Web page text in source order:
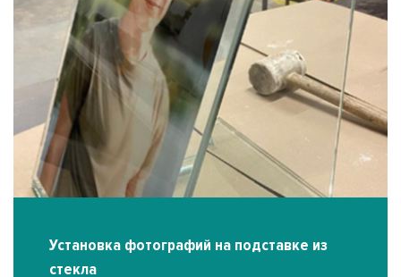
Установка фотографий на подставке из
стекла